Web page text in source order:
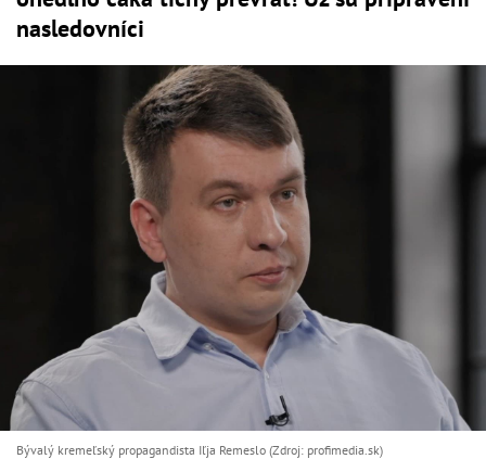
nasledovníci
Bývalý kremeľský propagandista Iľja Remeslo (Zdroj: profimedia.sk)